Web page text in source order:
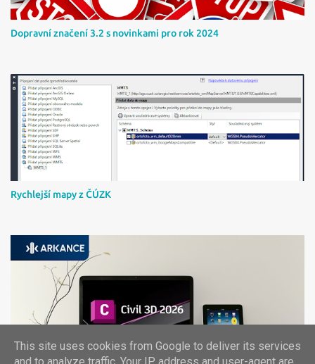
Dopravní značení 3.2 s novinkami pro rok 2024
Rychlejší mapy z ČÚZK
Instalace Civil 3D 2026 a českého country kitu
This site uses cookies from Google to deliver its services